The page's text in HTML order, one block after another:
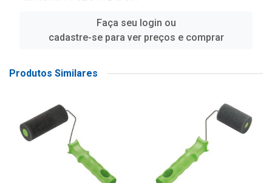
Faça seu login ou
cadastre-se para ver preços e comprar
Produtos Similares